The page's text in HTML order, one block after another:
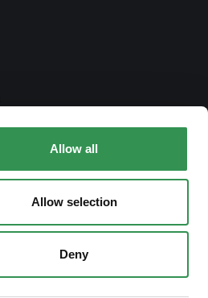
Allow all
Allow selection
Deny
Datenschutzrichtlinie